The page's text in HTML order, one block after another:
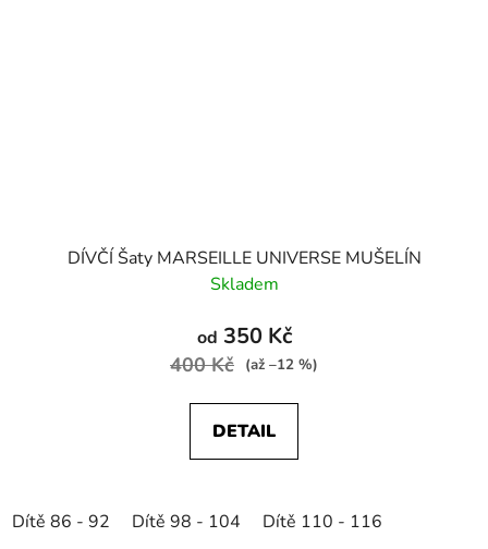
DÍVČÍ Šaty MARSEILLE UNIVERSE MUŠELÍN
Skladem
od 350 Kč
400 Kč (až –12 %)
DETAIL
Dítě 86 - 92 Dítě 98 - 104 Dítě 110 - 116